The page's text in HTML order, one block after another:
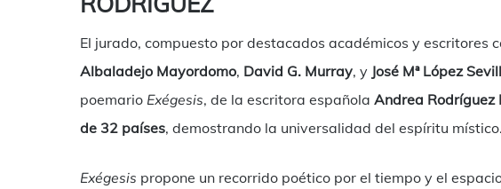
El jurado, compuesto por destacados académicos y escritores
Albaladejo Mayordomo, David G. Murray, y José Mª López
poemario Exégesis, de la escritora española Andrea Rodríguez
de 32 países, demostrando la universalidad del espíritu místico.
Exégesis propone un recorrido poético por el tiempo y el